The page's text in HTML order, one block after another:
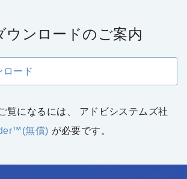
ウンロードのご案内
ロード
覧になるには、 アドビシステムズ社
™(無償) が必要です。